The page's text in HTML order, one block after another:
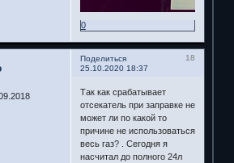
0
Поделиться
18
25.10.2020 18:37
Так как срабатывает
отсекатель при заправке не
может ли по какой то
причине не использоваться
весь газ? . Сегодня я
насчитал до полного 24л